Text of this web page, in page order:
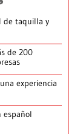
de taquilla y
de 200
experiencia
español